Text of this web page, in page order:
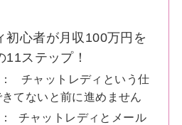
初心者が月収100万円を
ステップ！
チャットレディという仕
てないと前に進めません
チャットレディとメール